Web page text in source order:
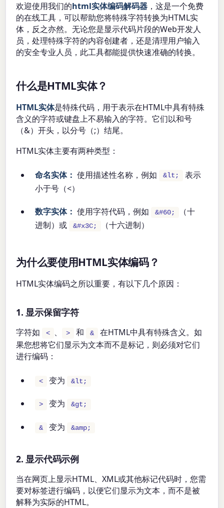
欢迎使用我们的html实体编码解码器 ，这是一个免费
的在线工具，可以帮助您将特殊字符转换为HTML实
体，反之亦然。无论您是显示代码片段的Web开发人
员，处理特殊字符的内容创建者，还是清理用户输入
的安全专业人员，此工具都能提供快速准确的转换。
什么是HTML实体？
HTML实体是特殊代码，用于表示在HTML中具有特殊
含义的字符或键盘上不易输入的字符。它们以和号
（&）开头，以分号（;）结尾。
HTML实体主要有两种类型：
命名实体： 使用描述性名称，例如 &lt;
表示
小于号（<）
数字实体： 使用字符代码，例如 &#60;
（十
进制）或
&#x3C; （十六进制）
为什么要使用HTML实体编码？
HTML实体编码之所以重要，有以下几个原因：
1. 显示保留字符
字符如 < 、 > 和 &
在HTML中具有特殊含义。如
果您想将它们显示为文本而不是标记，则必须对它们
进行编码：
< 变为 &lt;
> 变为 &gt;
& 变为 &amp;
2. 显示代码示例
当在网页上显示HTML、XML或其他标记代码时，您需
要对标签进行编码，以便它们显示为文本，而不是被
解释为实际的HTML。